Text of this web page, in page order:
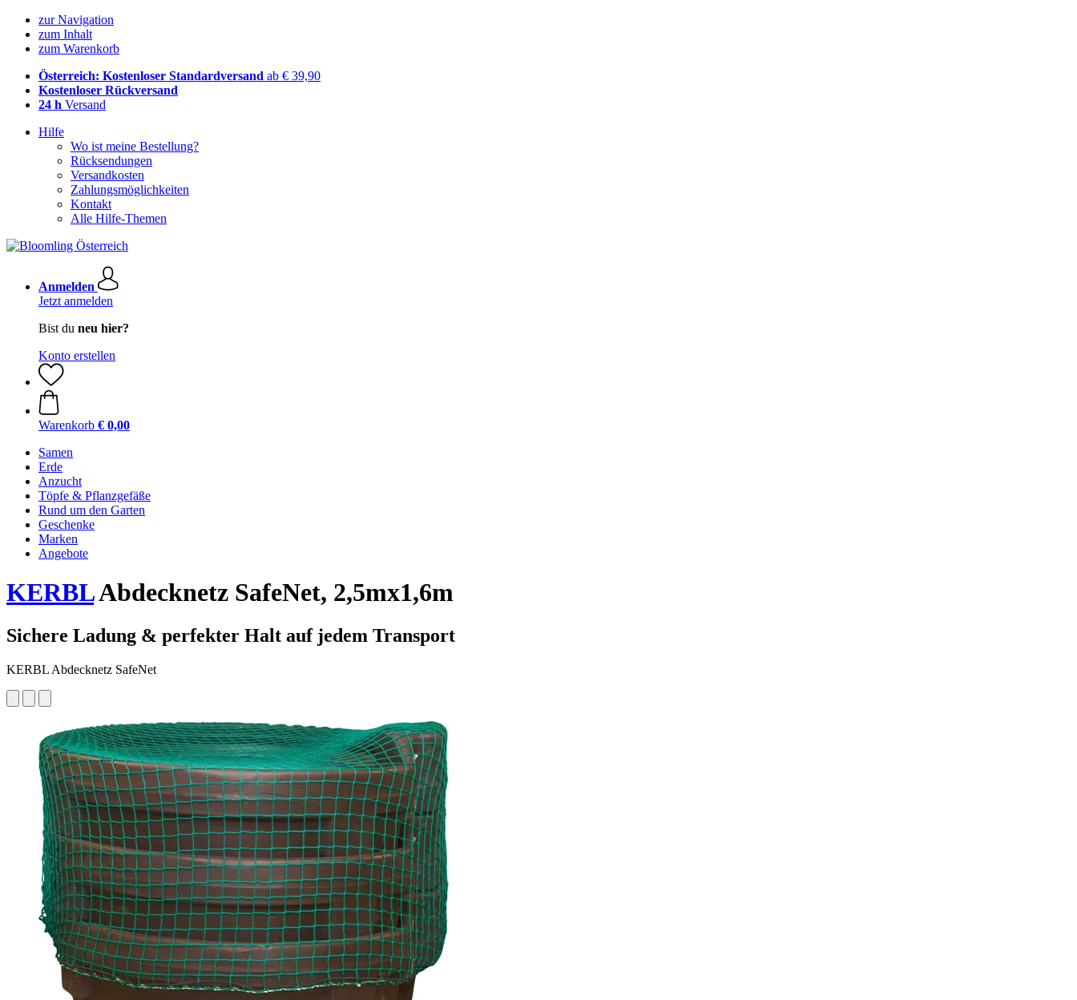
zur Navigation
zum Inhalt
zum Warenkorb
Österreich: Kostenloser Standardversand ab € 39,90
Kostenloser Rückversand
24 h Versand
Hilfe
Wo ist meine Bestellung?
Rücksendungen
Versandkosten
Zahlungsmöglichkeiten
Kontakt
Alle Hilfe-Themen
Anmelden
Jetzt anmelden
Bist du neu hier?
Konto erstellen
Warenkorb € 0,00
Samen
Erde
Anzucht
Töpfe & Pflanzgefäße
Rund um den Garten
Geschenke
Marken
Angebote
KERBLAbdecknetz SafeNet, 2,5mx1,6m
Sichere Ladung & perfekter Halt auf jedem Transport
KERBL Abdecknetz SafeNet